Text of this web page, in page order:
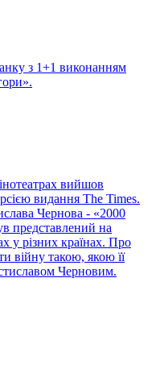
з 1+1 виконанням
вийшов
видання The Times.
Чернова - «2000
представлений на
у різних країнах. Про
війну такою, якою її
Черновим.